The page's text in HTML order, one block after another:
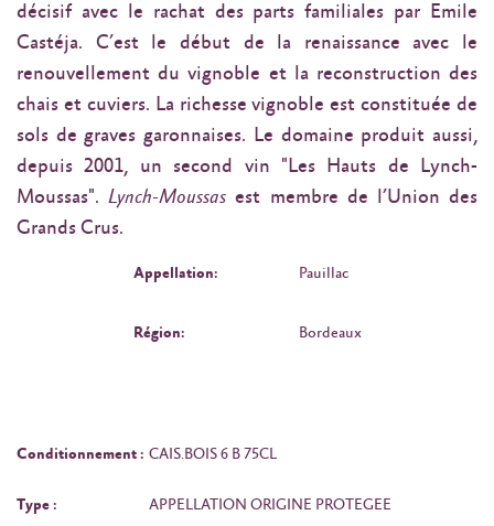
décisif avec le rachat des parts familiales par Emile
Castéja. C’est le début de la renaissance avec le
renouvellement du vignoble et la reconstruction des
chais et cuviers. La richesse vignoble est constituée de
sols de graves garonnaises. Le domaine produit aussi,
depuis 2001, un second vin "Les Hauts de Lynch-
Moussas".Lynch-Moussas est membre de l’Union des
Grands Crus.
Appellation: Pauillac
Région: Bordeaux
Conditionnement : CAIS.BOIS 6 B 75CL
Type : APPELLATION ORIGINE PROTEGEE